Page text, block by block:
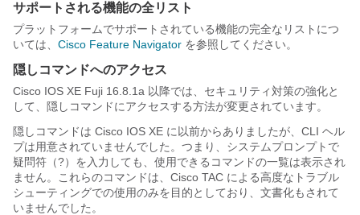
サポートされる機能の全リスト
プラットフォームでサポートされている機能の完全なリストにつ
いては、 Cisco Feature Navigator を参照してください。
隠しコマンドへのアクセス
Cisco IOS XE Fuji 16.8.1a 以降では、セキュリティ対策の強化と
して、隠しコマンドにアクセスする方法が変更されています。
隠しコマンドは Cisco IOS XE に以前からありましたが、CLI ヘル
プは用意されていませんでした。つまり、システムプロンプトで
疑問符（?）を入力しても、使用できるコマンドの一覧は表示され
ません。これらのコマンドは、Cisco TAC による高度なトラブル
シューティングでの使用のみを目的としており、文書化もされて
いませんでした。